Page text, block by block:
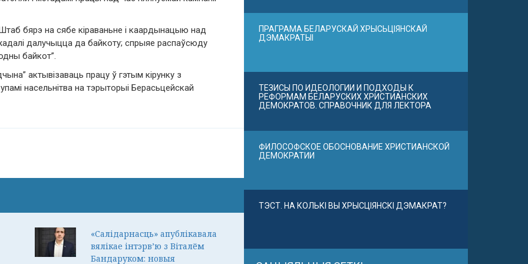
бярэ на сябе кіраваньне і каардынацыю над
далучыцца да байкоту; спрыяе распаўсюду
байкот”.
актывізаваць працу ў гэтым кірунку з
насельнітва на тэрыторыі Берасьцейскай
«Салідарнасць» апублікавала
вялікае інтэрв’ю з Віталём
Бандаруком: новыя
ПРАГРАМА БЕЛАРУСКАЙ ХРЫСЬЦІЯНСКАЙ
ДЭМАКРАТЫІ
ТЕЗИСЫ ПО ИДЕОЛОГИИ И ПОДХОДЫ К
РЕФОРМАМ БЕЛАРУСКИХ ХРИСТИАНСКИХ
ДЕМОКРАТОВ. СПРАВОЧНИК ДЛЯ ЛЕКТОРА
ФИЛОСОФСКОЕ ОБОСНОВАНИЕ ХРИСТИАНСКОЙ
ДЕМОКРАТИИ
ТЭСТ. НА КОЛЬКІ ВЫ ХРЫСЦІЯНСКІ ДЭМАКРАТ?